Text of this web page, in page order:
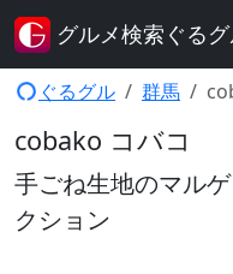
ぐるグル 群馬
cobako コバコ
手ごね生地のマル
クション
グルメ検索ぐる